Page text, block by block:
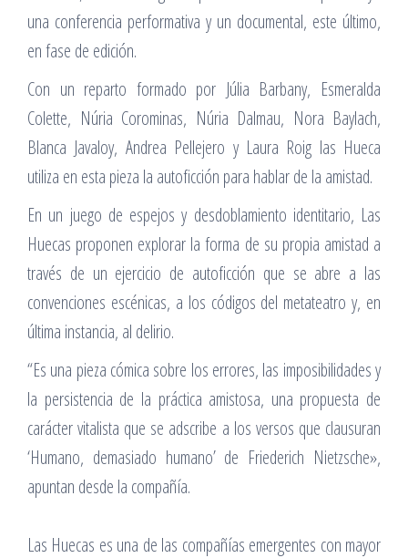
una conferencia performativa y un documental, este último,
en fase de edición.
Con un reparto formado por Júlia Barbany, Esmeralda
Colette, Núria Corominas, Núria Dalmau, Nora Baylach,
Blanca Javaloy, Andrea Pellejero y Laura Roig las Hueca
utiliza en esta pieza la autoficción para hablar de la amistad.
En un juego de espejos y desdoblamiento identitario, Las
Huecas proponen explorar la forma de su propia amistad a
través de un ejercicio de autoficción que se abre a las
convenciones escénicas, a los códigos del metateatro y, en
última instancia, al delirio.
“Es una pieza cómica sobre los errores, las imposibilidades y
la persistencia de la práctica amistosa, una propuesta de
carácter vitalista que se adscribe a los versos que clausuran
‘Humano, demasiado humano’ de Friederich Nietzsche»,
apuntan desde la compañía.
Las Huecas es una de las compañías emergentes con mayor